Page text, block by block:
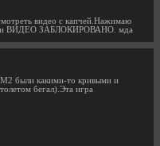
видео с капчей.Нажимаю
ВИДЕО ЗАБЛОКИРОВАНО. мда
были какими-то кривыми и
бегал).Эта игра